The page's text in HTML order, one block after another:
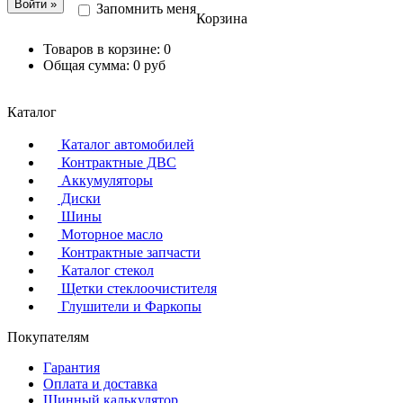
Запомнить меня
Корзина
Товаров в корзине: 0
Общая сумма: 0 руб
Каталог
Каталог автомобилей
Контрактные ДВС
Аккумуляторы
Диски
Шины
Моторное масло
Контрактные запчасти
Каталог стекол
Щетки стеклоочистителя
Глушители и Фаркопы
Покупателям
Гарантия
Оплата и доставка
Шинный калькулятор